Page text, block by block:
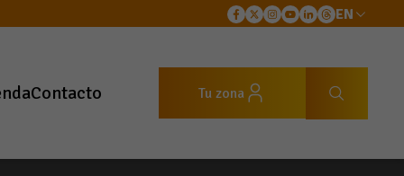
EN
Contacto Tu zona